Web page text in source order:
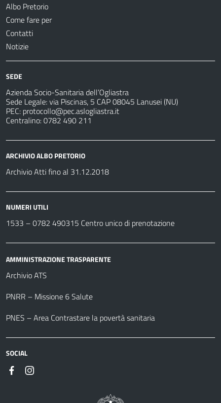
Albo Pretorio
Come fare per
Contatti
Notizie
SEDE
Azienda Socio-Sanitaria dell’Ogliastra
Sede Legale: via Piscinas, 5 CAP 08045 Lanusei (NU)
PEC: protocollo@pec.aslogliastra.it
Centralino: 0782 490 211
ARCHIVIO ALBO PRETORIO
Archivio Atti fino al 31.12.2018
NUMERI UTILI
1533 – 0782 490315 Centro unico di prenotazione
AMMINISTRAZIONE TRASPARENTE
Archivio ATS
PNRR – Missione 6 Salute
PNES – Area Contrastare la povertà sanitaria
SOCIAL